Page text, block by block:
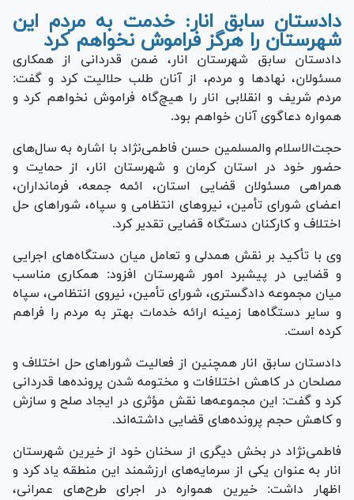
دادستان سابق انار: خدمت به مردم این
شهرستان را هرگز فراموش نخواهم کرد
دادستان سابق شهرستان انار، ضمن قدردانی از همکاری
مسئولان، نهاد‌ها و مردم، از آنان طلب حلالیت کرد و گفت:
مردم شریف و انقلابی انار را هیچ‌گاه فراموش نخواهم کرد و
همواره دعاگوی آنان خواهم بود.
حجت‌الاسلام والمسلمین حسن فاطمی‌نژاد با اشاره به سال‌های
حضور خود در استان کرمان و شهرستان انار، از حمایت و
همراهی مسئولان قضایی استان، ائمه جمعه، فرمانداران،
اعضای شورای تأمین، نیرو‌های انتظامی و سپاه، شورا‌های حل
اختلاف و کارکنان دستگاه قضایی تقدیر کرد.
وی با تأکید بر نقش همدلی و تعامل میان دستگاه‌های اجرایی
و قضایی در پیشبرد امور شهرستان افزود: همکاری مناسب
میان مجموعه دادگستری، شورای تأمین، نیروی انتظامی، سپاه
و سایر دستگاه‌ها زمینه ارائه خدمات بهتر به مردم را فراهم
کرده است.
دادستان سابق انار همچنین از فعالیت شورا‌های حل اختلاف و
مصلحان در کاهش اختلافات و مختومه شدن پرونده‌ها قدردانی
کرد و گفت: این مجموعه‌ها نقش مؤثری در ایجاد صلح و سازش
و کاهش حجم پرونده‌های قضایی داشته‌اند.
فاطمی‌نژاد در بخش دیگری از سخنان خود از خیرین شهرستان
انار به عنوان یکی از سرمایه‌های ارزشمند این منطقه یاد کرد و
اظهار داشت: خیرین همواره در اجرای طرح‌های عمرانی،